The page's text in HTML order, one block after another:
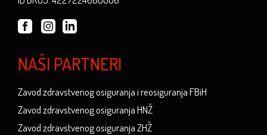
NAŠI PARTNERI
Zavod zdravstvenog osiguranja i reosiguranja FBiH
Zavod zdravstvenog osiguranja HNŽ
Zavod zdravstvenog osiguranja ZHŽ